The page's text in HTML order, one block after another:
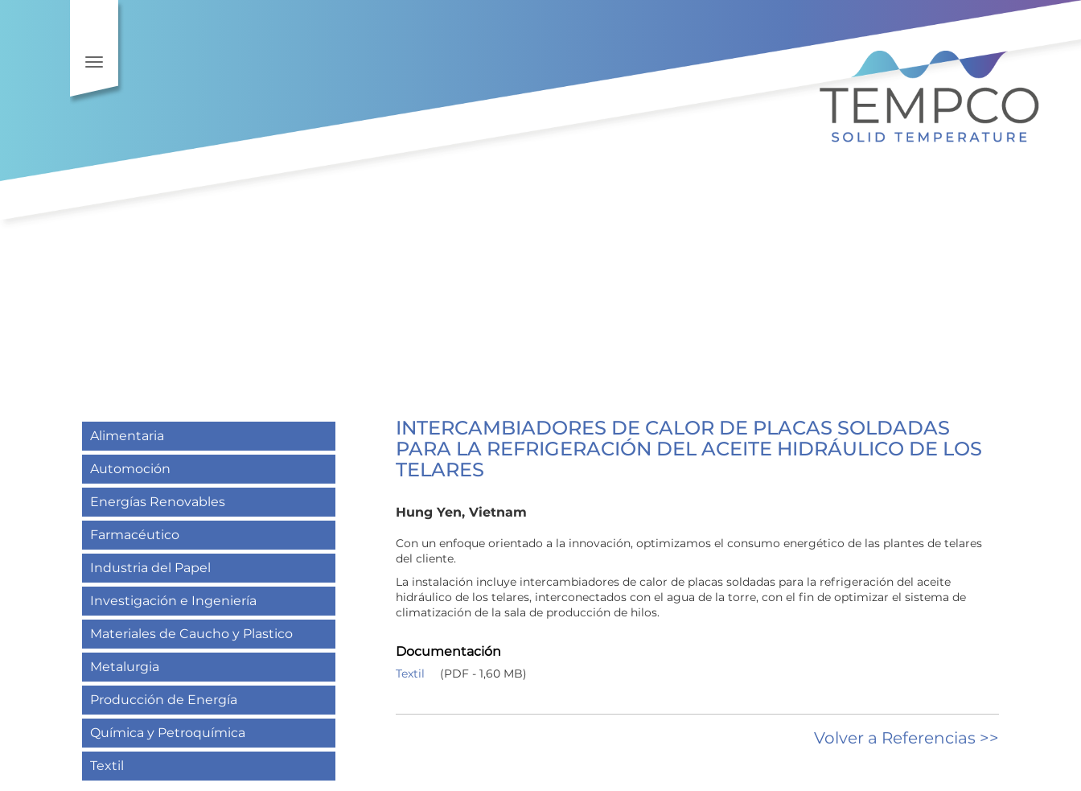
Toggle navigation
INTERCAMBIADORES DE CALOR DE PLACAS SOLDADAS
PARA LA REFRIGERACIÓN DEL ACEITE HIDRÁULICO DE LOS
TELARES
Hung Yen, Vietnam
Con un enfoque orientado a la innovación, optimizamos el consumo energético de las plantes de telares
del cliente.
La instalación incluye intercambiadores de calor de placas soldadas para la refrigeración del aceite
hidráulico de los telares, interconectados con el agua de la torre, con el fin de optimizar el sistema de
climatización de la sala de producción de hilos.
Documentación
Textil (PDF - 1,60 MB)
Volver a Referencias >>
Alimentaria
Automoción
Energías Renovables
Farmacéutico
Industria del Papel
Investigación e Ingeniería
Materiales de Caucho y Plastico
Metalurgia
Producción de Energía
Química y Petroquímica
Textil